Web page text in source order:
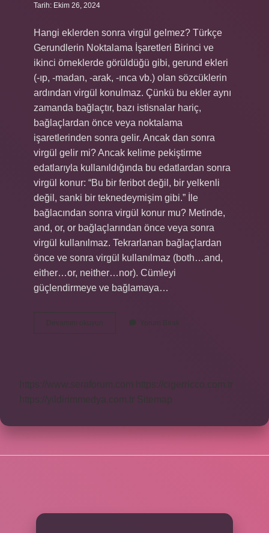
Tarih: Ekim 26, 2024
Hangi eklerden sonra virgül gelmez? Türkçe
Gerundlerin Noktalama İşaretleri Birinci ve
ikinci örneklerde görüldüğü gibi, gerund ekleri
(-ıp, -madan, -arak, -ınca vb.) olan sözcüklerin
ardından virgül konulmaz. Çünkü bu ekler aynı
zamanda bağlaçtır, bazı istisnalar hariç,
bağlaçlardan önce veya noktalama
işaretlerinden sonra gelir. Ancak dan sonra
virgül gelir mi? Ancak kelime pekiştirme
edatlarıyla kullanıldığında bu edatlardan sonra
virgül konur: “Bu bir feribot değil, bir yelkenli
değil, sanki bir teknedeymişim gibi.” İle
bağlacından sonra virgül konur mu? Metinde,
and, or, or bağlaçlarından önce veya sonra
virgül kullanılmaz. Tekrarlanan bağlaçlardan
önce ve sonra virgül kullanılmaz (both…and,
either…or, neither…nor). Cümleyi
güçlendirmeye ve bağlamaya…
Devamını okuyun
Dan
Yorum Bırak
https://www.seraforum.com
https://cigerricco.com.tr
https://yildirimmedya.com.tr Sitemap